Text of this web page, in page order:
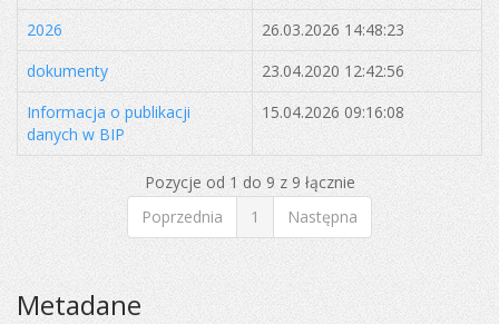
2026
26.03.2026 14:48:23
dokumenty
23.04.2020 12:42:56
Informacja o publikacji
danych w BIP
15.04.2026 09:16:08
Pozycje od 1 do 9 z 9 łącznie
Poprzednia
1 Następna
Metadane